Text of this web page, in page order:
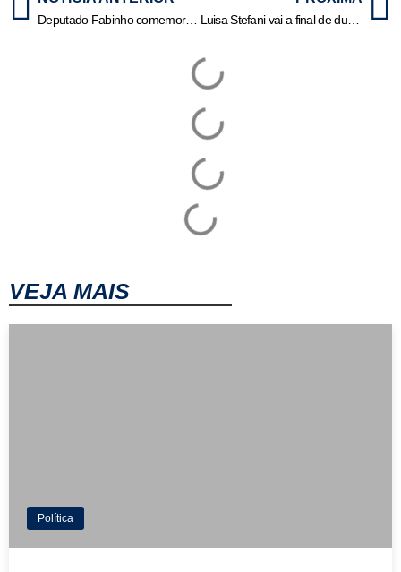
Deputado Fabinho comemora subsídio para fortalecer produção agrícola em MT Luisa Stefani vai a final de duplas mistas no Torneio de Wimbledon
VEJA MAIS
Política